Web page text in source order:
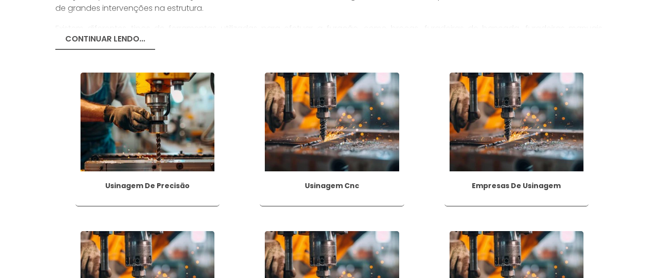
de grandes intervenções na estrutura.
Existem diferentes tipos de ferramentas utilizadas para efetuar a furação, como brocas, furadeiras de bancada, furadeiras manuais,
furadeiras de impacto e máquinas CNC. Cada uma delas possui características específicas para atender às necessidades do processo,
como a velocidade de rotação, a capacidade de perfuração em diferentes materiais e a precisão.
COMO A FURAÇÃO FUNCIONA?
A furação é um processo que envolve o uso de uma ferramenta de corte, geralmente uma broca, que gira em alta velocidade e é
pressionada contra o objeto a ser perfurado. À medida que a broca avança, ela remove o material da peça, criando um orifício ou
cavidade.
A velocidade de rotação da broca e a pressão exercida durante o processo são determinantes para obter um resultado satisfatório. Uma
rotação excessivamente rápida pode superaquecer a broca e o material, causando desgaste prematuro e deformações na peça. Já uma
pressão insuficiente pode levar a um ritmo de corte mais lento e a um resultado final de menor qualidade.
Além disso, é importante escolher a broca adequada para o tipo de material que será perfurado. Existem brocas específicas para madeira,
metal, concreto, vidro e outros materiais, cada uma com geometrias e revestimentos diferenciados para atingir os melhores resultados.
QUAIS OS PRINCIPAIS TIPOS DE FURAÇÃO?
Existem diversos tipos de furação, cada um com características específicas para atender a diferentes necessidades de aplicação. Alguns
dos principais tipos são:
CONTINUAR LENDO...
Usinagem De Precisão Usinagem Cnc Empresas De Usinagem